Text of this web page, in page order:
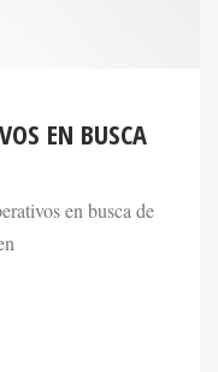
EN BUSCA
en busca de